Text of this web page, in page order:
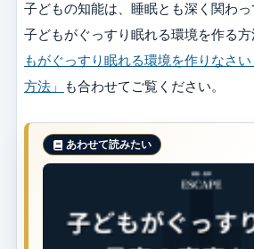
子どもの知能は、睡眠とも深く関わっ
子どもがぐっすり眠れる環境を作る
もがぐっすり眠れる環境を作りなさ
方法」
も合わせてご覧ください。